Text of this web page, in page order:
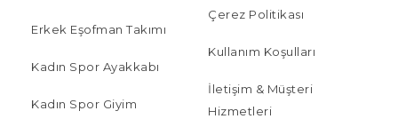
Erkek Eşofman Takımı
Kadın Spor Ayakkabı
Kadın Spor Giyim
Çerez Politikası
Kullanım Koşulları
İletişim & Müşteri
Hizmetleri